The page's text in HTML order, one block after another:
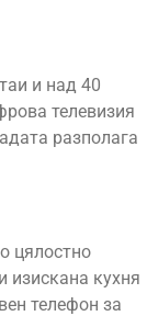
и над 40
телевизия
разполага
цялостно
изискана кухня
телефон за